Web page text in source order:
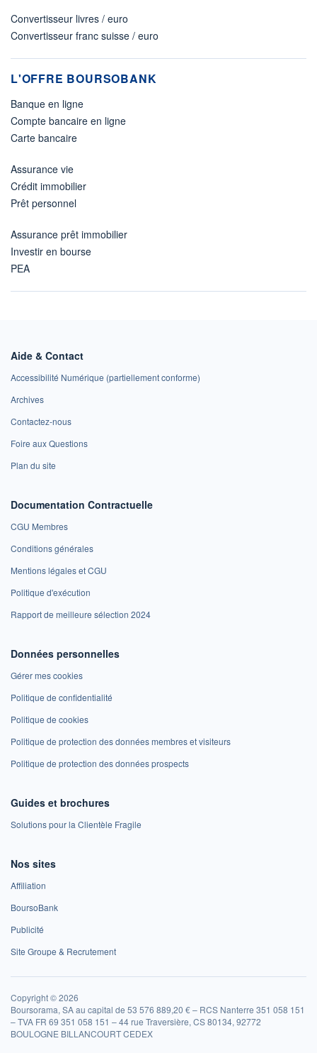
Convertisseur livres / euro
Convertisseur franc suisse / euro
L'OFFRE BOURSOBANK
Banque en ligne
Compte bancaire en ligne
Carte bancaire
Assurance vie
Crédit immobilier
Prêt personnel
Assurance prêt immobilier
Investir en bourse
PEA
Aide & Contact
Accessibilité Numérique (partiellement conforme)
Archives
Contactez-nous
Foire aux Questions
Plan du site
Documentation Contractuelle
CGU Membres
Conditions générales
Mentions légales et CGU
Politique d'exécution
Rapport de meilleure sélection 2024
Données personnelles
Gérer mes cookies
Politique de confidentialité
Politique de cookies
Politique de protection des données membres et visiteurs
Politique de protection des données prospects
Guides et brochures
Solutions pour la Clientèle Fragile
Nos sites
Affiliation
BoursoBank
Publicité
Site Groupe & Recrutement
Copyright © 2026
Boursorama, SA au capital de 53 576 889,20 € – RCS Nanterre 351 058 151
– TVA FR 69 351 058 151 – 44 rue Traversière, CS 80134, 92772
BOULOGNE BILLANCOURT CEDEX